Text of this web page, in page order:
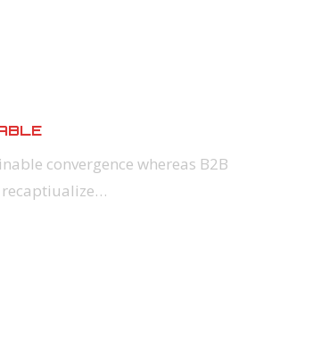
convergence whereas B2B
recaptiualize…